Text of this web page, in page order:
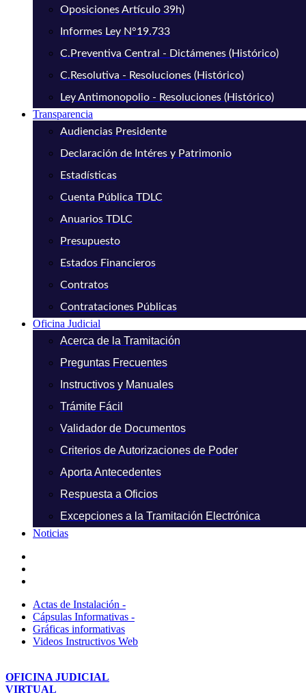
Oposiciones Artículo 39h)
Informes Ley N°19.733
C.Preventiva Central - Dictámenes (Histórico)
C.Resolutiva - Resoluciones (Histórico)
Ley Antimonopolio - Resoluciones (Histórico)
Transparencia
Audiencias Presidente
Declaración de Intéres y Patrimonio
Estadísticas
Cuenta Pública TDLC
Anuarios TDLC
Presupuesto
Estados Financieros
Contratos
Contrataciones Públicas
Oficina Judicial
Acerca de la Tramitación
Preguntas Frecuentes
Instructivos y Manuales
Trámite Fácil
Validador de Documentos
Criterios de Autorizaciones de Poder
Aporta Antecedentes
Respuesta a Oficios
Excepciones a la Tramitación Electrónica
Noticias
Actas de Instalación -
Cápsulas Informativas -
Gráficas informativas
Videos Instructivos Web
OFICINA JUDICIAL
VIRTUAL